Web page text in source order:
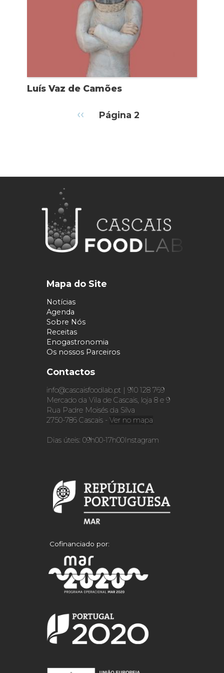
Luís Vaz de Camões
PaginaçãoPágina
‹‹ Página 2
Mapa do Site
Notícias
Agenda
Sobre Nós
Receitas
Enogastronomia
Os nossos Parceiros
Contactos
info@cascaisfoodlab.pt | 910 128 769
Mercado da Vila de Cascais, loja 8 e 9
Rua Padre Moisés da Silva
2750-786 Cascais -Ver no mapa
Dias úteis: 09h00-17h00Instagram
Cofinanciado por: